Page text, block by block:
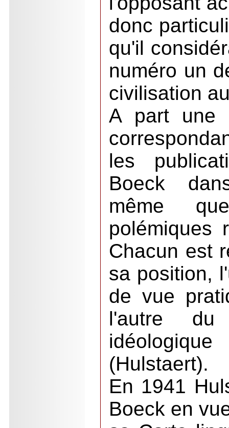
donc
qu'il
numéro un
civilisation
A part une
les
Boeck
même
polémiques
Chacun est
sa position,
de vue
l'autre
(Hulstaert).
En 1941
Boeck en